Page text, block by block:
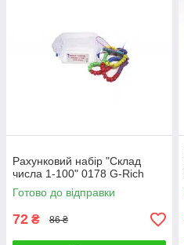
Рахунковий набір "Склад
числа 1-100" 0178 G-Rich
Готово до відправки
72 ₴ 86 ₴